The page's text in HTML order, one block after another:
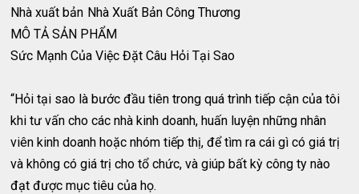
Nhà xuất bản Nhà Xuất Bản Công Thương
MÔ TẢ SẢN PHẨM
Sức Mạnh Của Việc Đặt Câu Hỏi Tại Sao
“Hỏi tại sao là bước đầu tiên trong quá trình tiếp cận của tôi
khi tư vấn cho các nhà kinh doanh, huấn luyện những nhân
viên kinh doanh hoặc nhóm tiếp thị, để tìm ra cái gì có giá trị
và không có giá trị cho tổ chức, và giúp bất kỳ công ty nào
đạt được mục tiêu của họ.